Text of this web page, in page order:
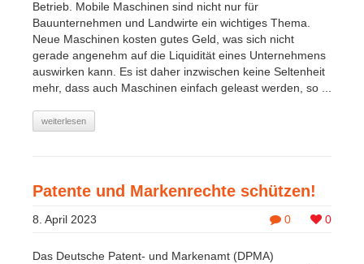
Betrieb. Mobile Maschinen sind nicht nur für
Bauunternehmen und Landwirte ein wichtiges Thema.
Neue Maschinen kosten gutes Geld, was sich nicht
gerade angenehm auf die Liquidität eines Unternehmens
auswirken kann. Es ist daher inzwischen keine Seltenheit
mehr, dass auch Maschinen einfach geleast werden, so ...
weiterlesen
Patente und Markenrechte schützen!
0 0
8. April 2023
Das Deutsche Patent- und Markenamt (DPMA)